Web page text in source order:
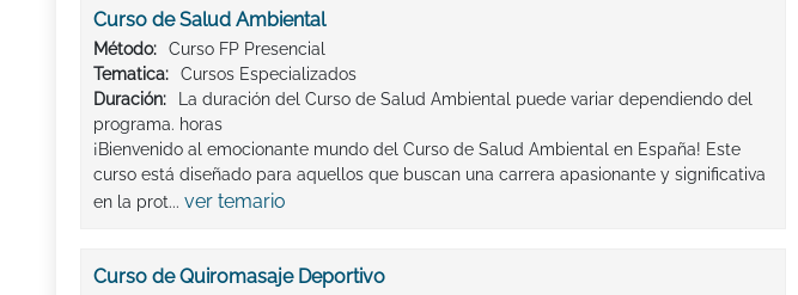
Curso de Salud Ambiental
Método:
Curso FP Presencial
Tematica:
Cursos Especializados
Duración:
La duración del Curso de Salud Ambiental puede variar dependiendo del
programa. horas
¡Bienvenido al emocionante mundo del Curso de Salud Ambiental en España! Este
curso está diseñado para aquellos que buscan una carrera apasionante y significativa
en la prot... ver temario
Curso de Quiromasaje Deportivo